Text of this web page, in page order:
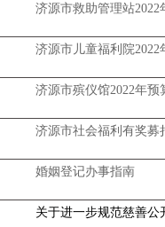
济源市救助管理站2022
济源市儿童福利院2022
济源市殡仪馆2022年预
济源市社会福利有奖募
婚姻登记办事指南
关于进一步规范慈善公